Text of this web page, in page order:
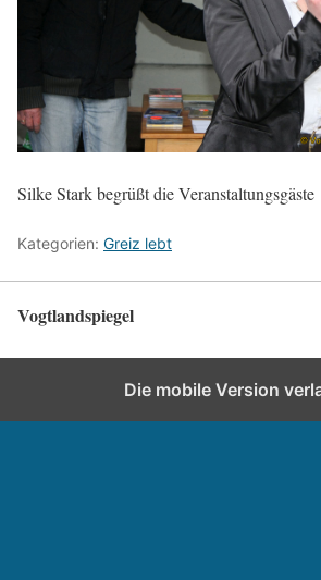
Silke Stark begrüßt die Veranstaltungsgäste
Kategorien: Greiz lebt
Vogtlandspiegel
Die mobile Version